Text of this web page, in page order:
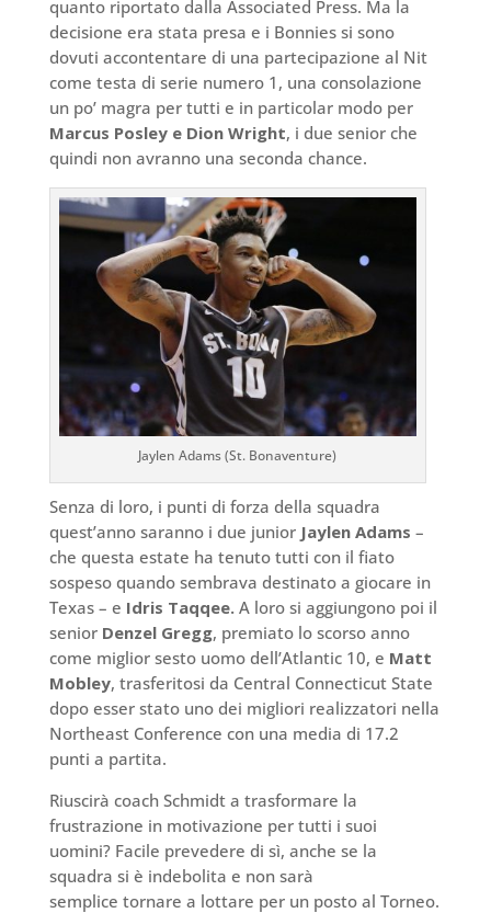
quanto riportato dalla Associated Press. Ma la
decisione era stata presa e i Bonnies si sono
dovuti accontentare di una partecipazione al Nit
come testa di serie numero 1, una consolazione
un po’ magra per tutti e in particolar modo per
Marcus Posley e Dion Wright, i due senior che
quindi non avranno una seconda chance.
Jaylen Adams (St. Bonaventure)
Senza di loro, i punti di forza della squadra
quest’anno saranno i due juniorJaylen Adams –
che questa estate ha tenuto tutti con il fiato
sospeso quando sembrava destinato a giocare in
Texas – e Idris Taqqee. A loro si aggiungono poi il
senior Denzel Gregg, premiato lo scorso anno
come miglior sesto uomo dell’Atlantic 10, e Matt
Mobley, trasferitosi da Central Connecticut State
dopo esser stato uno dei migliori realizzatori nella
Northeast Conference con una media di 17.2
punti a partita.
Riuscirà coach Schmidt a trasformare la
frustrazione in motivazione per tutti i suoi
uomini? Facile prevedere di sì, anche se la
squadra si è indebolita e non sarà
semplice tornare a lottare per un posto al Torneo.